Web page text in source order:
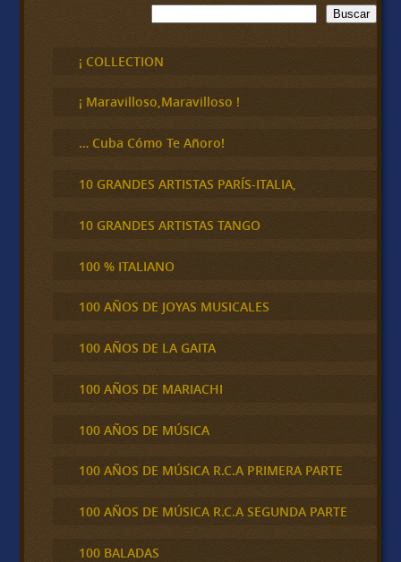
B
u
c
a
Buscar
¡ COLLECTION
¡ Maravilloso,Maravilloso !
… Cuba Cómo Te Añoro!
10 GRANDES ARTISTAS PARÍS-ITALIA,
10 GRANDES ARTISTAS TANGO
100 % ITALIANO
100 AÑOS DE JOYAS MUSICALES
100 AÑOS DE LA GAITA
100 AÑOS DE MARIACHI
100 AÑOS DE MÚSICA
100 AÑOS DE MÚSICA R.C.A PRIMERA PARTE
100 AÑOS DE MÚSICA R.C.A SEGUNDA PARTE
100 BALADAS